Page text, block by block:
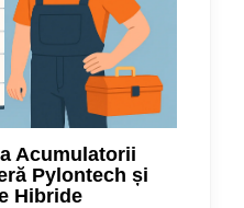
Acumulatorii
Pylontech și
Hibride